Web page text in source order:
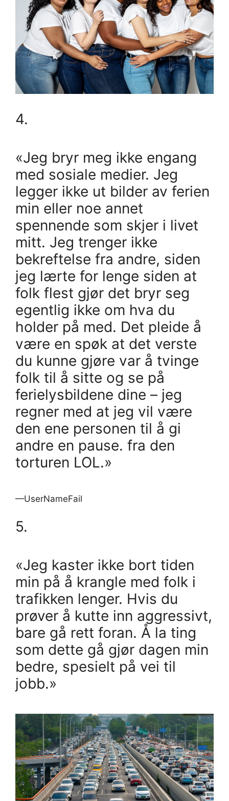
4.
«Jeg bryr meg ikke engang
med sosiale medier. Jeg
legger ikke ut bilder av ferien
min eller noe annet
spennende som skjer i livet
mitt. Jeg trenger ikke
bekreftelse fra andre, siden
jeg lærte for lenge siden at
folk flest gjør det bryr seg
egentlig ikke om hva du
holder på med. Det pleide å
være en spøk at det verste
du kunne gjøre var å tvinge
folk til å sitte og se på
ferielysbildene dine – jeg
regner med at jeg vil være
den ene personen til å gi
andre en pause. fra den
torturen LOL.»
—UserNameFail
5.
«Jeg kaster ikke bort tiden
min på å krangle med folk i
trafikken lenger. Hvis du
prøver å kutte inn aggressivt,
bare gå rett foran. Å la ting
som dette gå gjør dagen min
bedre, spesielt på vei til
jobb.»